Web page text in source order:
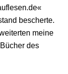
bescherte.
meine
des